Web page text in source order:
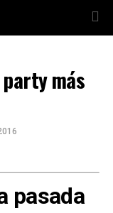
más
pasada